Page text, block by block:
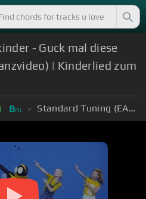
- Guck mal diese
| Kinderlied zum
Bm Standard Tuning (EADGBE)